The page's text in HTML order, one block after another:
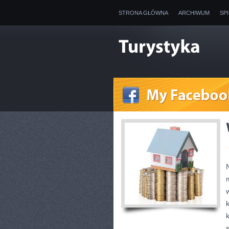
STRONA GŁÓWNA ARCHIWUM